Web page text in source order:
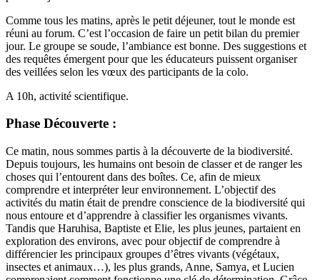
Comme tous les matins, après le petit déjeuner, tout le monde est
réuni au forum. C’est l’occasion de faire un petit bilan du premier
jour. Le groupe se soude, l’ambiance est bonne. Des suggestions et
des requêtes émergent pour que les éducateurs puissent organiser
des veillées selon les vœux des participants de la colo.
A 10h, activité scientifique.
Phase Découverte :
Ce matin, nous sommes partis à la découverte de la biodiversité.
Depuis toujours, les humains ont besoin de classer et de ranger les
choses qui l’entourent dans des boîtes. Ce, afin de mieux
comprendre et interpréter leur environnement. L’objectif des
activités du matin était de prendre conscience de la biodiversité qui
nous entoure et d’apprendre à classifier les organismes vivants.
Tandis que Haruhisa, Baptiste et Elie, les plus jeunes, partaient en
exploration des environs, avec pour objectif de comprendre à
différencier les principaux groupes d’êtres vivants (végétaux,
insectes et animaux…), les plus grands, Anne, Samya, et Lucien